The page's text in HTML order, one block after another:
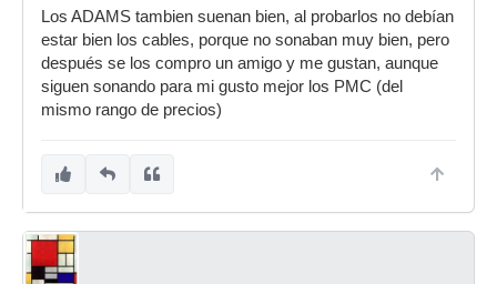
Los ADAMS tambien suenan bien, al probarlos no debían
estar bien los cables, porque no sonaban muy bien, pero
después se los compro un amigo y me gustan, aunque
siguen sonando para mi gusto mejor los PMC (del
mismo rango de precios)